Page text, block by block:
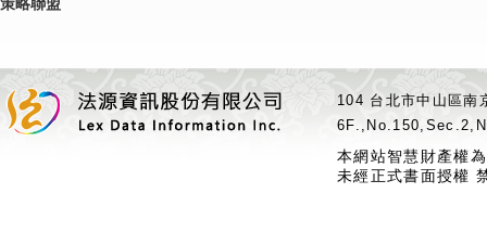
策略聯盟
104 台北市中山區
本網站智慧財產權
未經正式書面授權